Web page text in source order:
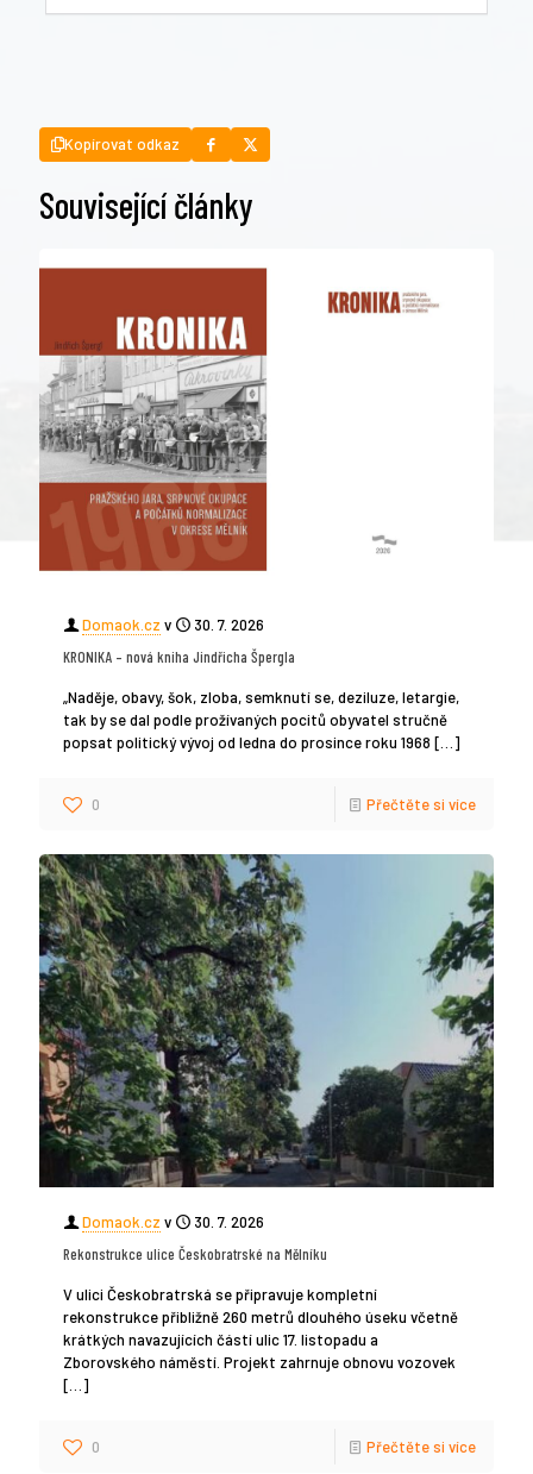
Kopírovat odkaz
Související články
Domaok.cz v
30. 7. 2026
KRONIKA – nová kniha Jindřicha Špergla
„Naděje, obavy, šok, zloba, semknutí se, deziluze, letargie,
tak by se dal podle prožívaných pocitů obyvatel stručně
popsat politický vývoj od ledna do prosince roku 1968 […]
0 Přečtěte si více
Domaok.cz v
30. 7. 2026
Rekonstrukce ulice Českobratrské na Mělníku
V ulici Českobratrská se připravuje kompletní
rekonstrukce přibližně 260 metrů dlouhého úseku včetně
krátkých navazujících částí ulic 17. listopadu a
Zborovského náměstí. Projekt zahrnuje obnovu vozovek
[…]
0 Přečtěte si více